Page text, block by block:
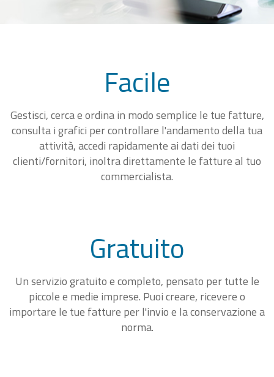
Facile
Gestisci, cerca e ordina in modo semplice le tue fatture,
consulta i grafici per controllare l'andamento della tua
attività, accedi rapidamente ai dati dei tuoi
clienti/fornitori, inoltra direttamente le fatture al tuo
commercialista.
Gratuito
Un servizio gratuito e completo, pensato per tutte le
piccole e medie imprese. Puoi creare, ricevere o
importare le tue fatture per l'invio e la conservazione a
norma.